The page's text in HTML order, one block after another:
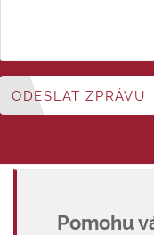
ODESLAT ZPRÁVU
Pomohu